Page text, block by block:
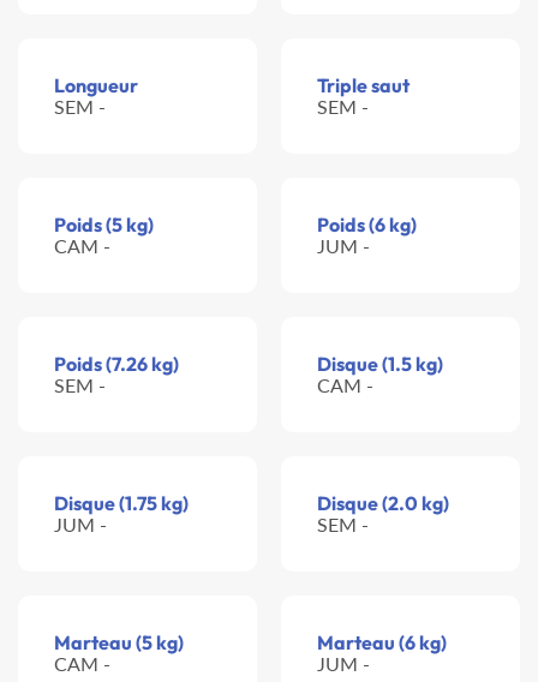
Longueur
SEM -
Triple saut
SEM -
Poids (5 kg)
CAM -
Poids (6 kg)
JUM -
Poids (7.26 kg)
SEM -
Disque (1.5 kg)
CAM -
Disque (1.75 kg)
JUM -
Disque (2.0 kg)
SEM -
Marteau (5 kg)
CAM -
Marteau (6 kg)
JUM -